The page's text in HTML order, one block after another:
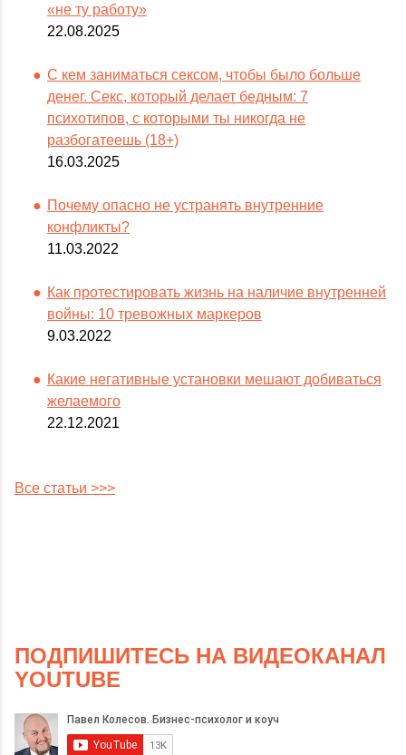
«не ту работу»
22.08.2025
С кем заниматься сексом, чтобы было больше
денег. Секс, который делает бедным: 7
психотипов, с которыми ты никогда не
разбогатеешь (18+)
16.03.2025
Почему опасно не устранять внутренние
конфликты?
11.03.2022
Как протестировать жизнь на наличие внутренней
войны: 10 тревожных маркеров
9.03.2022
Какие негативные установки мешают добиваться
желаемого
22.12.2021
Все статьи >>>
ПОДПИШИТЕСЬ НА ВИДЕОКАНАЛ
YOUTUBE